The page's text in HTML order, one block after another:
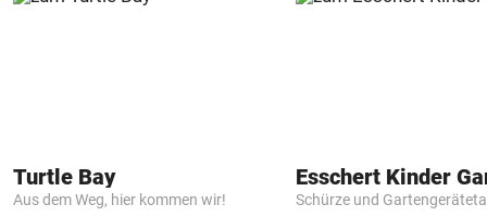
Turtle Bay
Aus dem Weg, hier kommen wir! Schürze und